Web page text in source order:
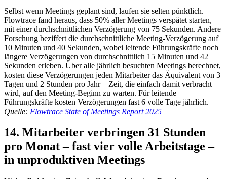
Selbst wenn Meetings geplant sind, laufen sie selten pünktlich.
Flowtrace fand heraus, dass 50% aller Meetings verspätet starten,
mit einer durchschnittlichen Verzögerung von 75 Sekunden. Andere
Forschung beziffert die durchschnittliche Meeting-Verzögerung auf
10 Minuten und 40 Sekunden, wobei leitende Führungskräfte noch
längere Verzögerungen von durchschnittlich 15 Minuten und 42
Sekunden erleben. Über alle jährlich besuchten Meetings berechnet,
kosten diese Verzögerungen jeden Mitarbeiter das Äquivalent von 3
Tagen und 2 Stunden pro Jahr – Zeit, die einfach damit verbracht
wird, auf den Meeting-Beginn zu warten. Für leitende
Führungskräfte kosten Verzögerungen fast 6 volle Tage jährlich.
Quelle: Flowtrace State of Meetings Report 2025
14. Mitarbeiter verbringen 31 Stunden
pro Monat – fast vier volle Arbeitstage –
in unproduktiven Meetings